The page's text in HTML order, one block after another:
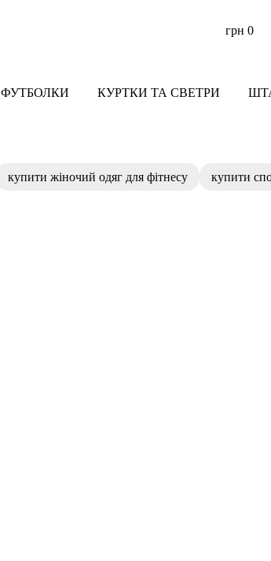
грн 0
ФУТБОЛКИ КУРТКИ ТА СВЕТРИ
купити жіночий одяг для фітнесу купити